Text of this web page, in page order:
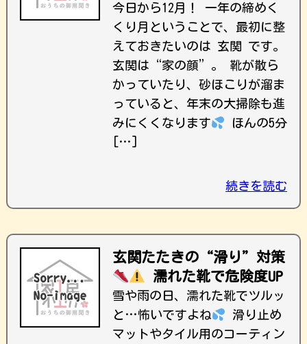
今日から12月！ 一年の締めく
くり月ということで、最初に整
えておきたいのは 玄関 です。
玄関は“家の顔”。 靴が散ら
かっていたり、砂ほこりが溜ま
っていると、年末の大掃除も進
みにくくなります
ほんの5分
[…]
続きを読む
玄関たたきの“滑り”対策
濡れた靴で危険度UP
雪や雨の日、濡れた靴でツルッ
と…怖いですよね
滑り止め
マットやタイル用のコーティン